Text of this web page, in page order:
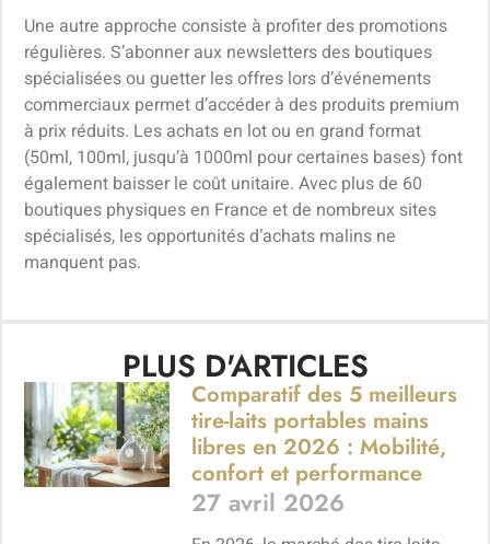
Une autre approche consiste à profiter des promotions
régulières. S’abonner aux newsletters des boutiques
spécialisées ou guetter les offres lors d’événements
commerciaux permet d’accéder à des produits premium
à prix réduits. Les achats en lot ou en grand format
(50ml, 100ml, jusqu’à 1000ml pour certaines bases) font
également baisser le coût unitaire. Avec plus de 60
boutiques physiques en France et de nombreux sites
spécialisés, les opportunités d’achats malins ne
manquent pas.
PLUS D'ARTICLES
Comparatif des 5 meilleurs
tire-laits portables mains
libres en 2026 : Mobilité,
confort et performance
27 avril 2026